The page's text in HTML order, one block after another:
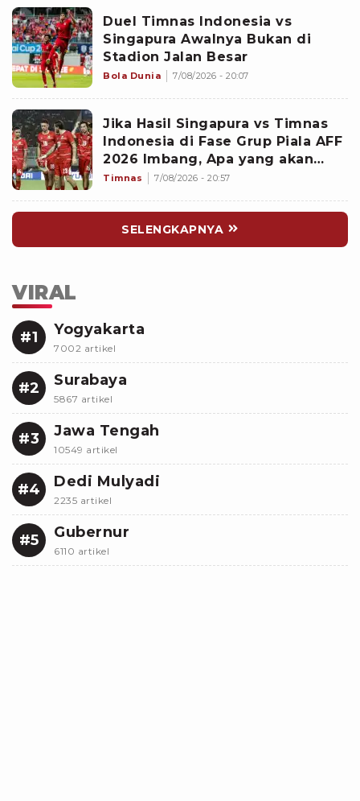
Duel Timnas Indonesia vs
Singapura Awalnya Bukan di
Stadion Jalan Besar
Bola Dunia 7/08/2026 - 20:07
Jika Hasil Singapura vs Timnas
Indonesia di Fase Grup Piala AFF
2026 Imbang, Apa yang akan
Terjadi?
Timnas 7/08/2026 - 20:57
SELENGKAPNYA
VIRAL
#1 Yogyakarta
7002 artikel
#2 Surabaya
5867 artikel
#3 Jawa Tengah
10549 artikel
#4 Dedi Mulyadi
2235 artikel
#5 Gubernur
6110 artikel